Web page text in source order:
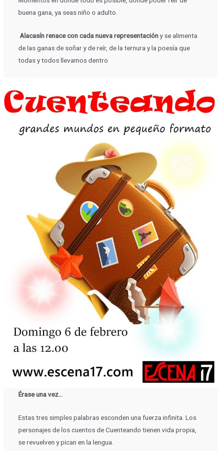
buena gana, ya seas niño o adulto.
Alacasín renace con cada nueva representacióny se alimenta
de las ganas de soñar y de reír, de la ternura y la poesía que
todas y todos llevamos dentro
Érase una vez…
Estas tres simples palabras esconden una fuerza infinita. Los
personajes de los cuentos de Cuenteando tienen vida propia,
se revuelven y pican en la lengua.